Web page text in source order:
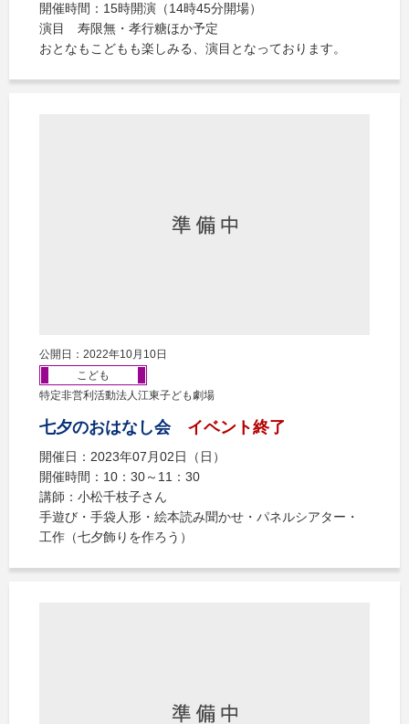
開催時間：15時開演（14時45分開場）
演目 寿限無・孝行糖ほか予定
おとなもこどもも楽しみる、演目となっております。
公開日：2022年10月10日
こども
特定非営利活動法人江東子ども劇場
七夕のおはなし会 イベント終了
開催日：2023年07月02日（日）
開催時間：10：30～11：30
講師：小松千枝子さん
手遊び・手袋人形・絵本読み聞かせ・パネルシアター・
工作（七夕飾りを作ろう）